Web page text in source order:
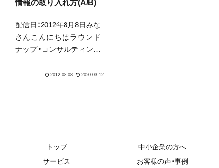
Podcastですでに先週触れ
先にこちらを是非お聞き
下さい。Apple Po...
情報の取り入れ方(A/B)
配信日：2012年8月8日みな
さんこんにちはラウンド
ナップ・コンサルティング
が送られている頃には、日
トップ
中小企業の方へ
サービス
お客様の声・事例